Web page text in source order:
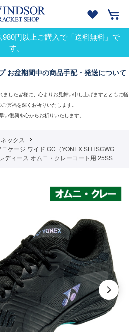
円以上ご購入で「送料無料」で
す。
お盆期間中の商品手配・発送について
した皆様に、心よりお見舞い申し上げますとともに犠
冥福を深くお祈りいたします。
い復興を心からお祈りいたします。
ックス
ケージ ワイド GC（YONEX SHTSCWG
ディース オムニ・クレーコート用 25SS